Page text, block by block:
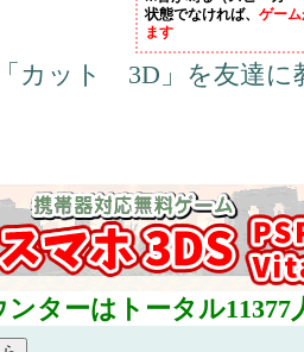
状態でなければ、 ゲー
ます
カット 3D」を友達に
ターはトータル11377